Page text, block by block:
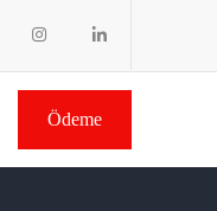
Ödeme